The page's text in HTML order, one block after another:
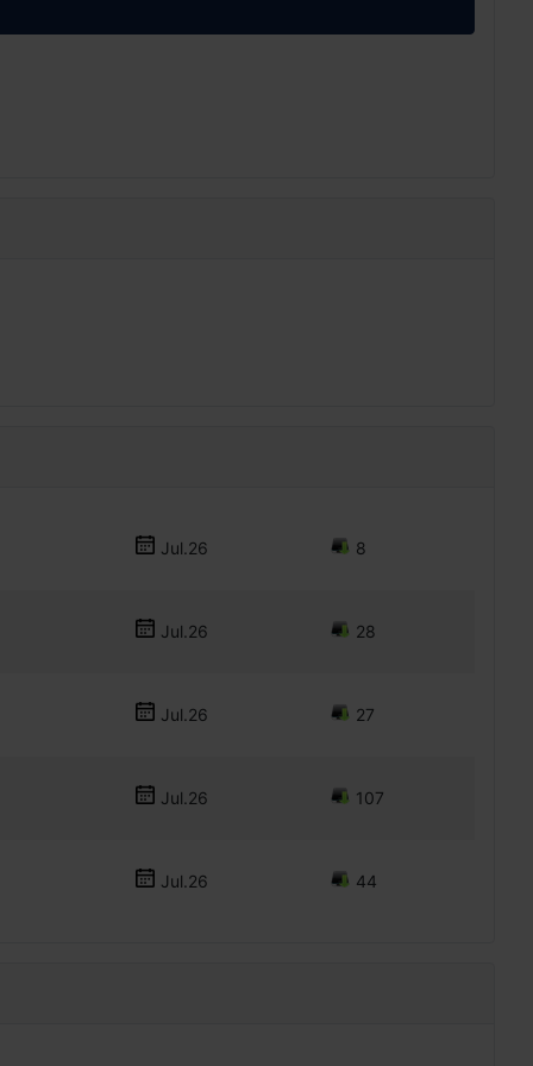
Jul.26 8
Jul.26 28
Jul.26 27
Jul.26 107
Jul.26 44